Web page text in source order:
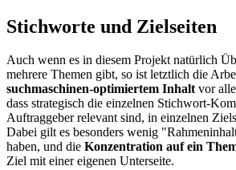
Stichworte und Zielseiten
Auch wenn es in diesem Projekt natürlich
mehrere Themen gibt, so ist letztlich die
suchmaschinen-optimiertem Inhaltvor
dass strategisch die einzelnen Stichwort-
Auftraggeber relevant sind, in einzelnen
Dabei gilt es besonders wenig
haben, und die Konzentration auf ein
Ziel mit einer eigenen Unterseite.